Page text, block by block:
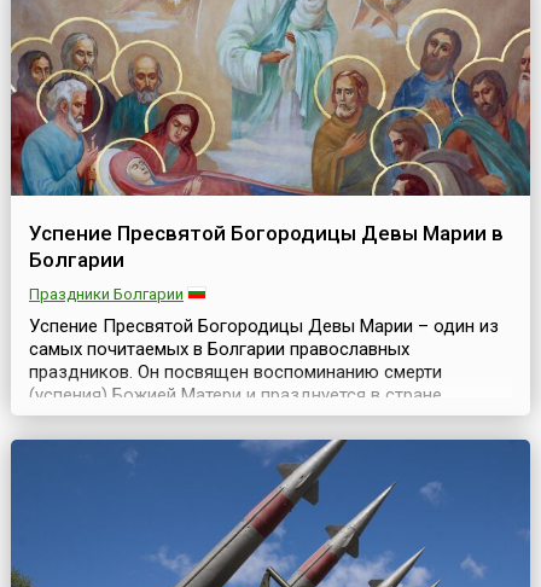
день, посвященный уходу из жизни Богородицы, от...
Успение Пресвятой Богородицы Девы Марии в
Болгарии
Праздники Болгарии
Успение Пресвятой Богородицы Девы Марии – один из
самых почитаемых в Болгарии православных
праздников. Он посвящен воспоминанию смерти
(успения) Божией Матери и празднуется в стране
ежегодно 15 августа.В стране много храмов и
монастырей, которые названы именем Пресвятой
Богоматери. Они хорошо знакомы болгарам, которые в
этот день приходят (иногда издалека) в храмы
помолиться, принести дары и п...